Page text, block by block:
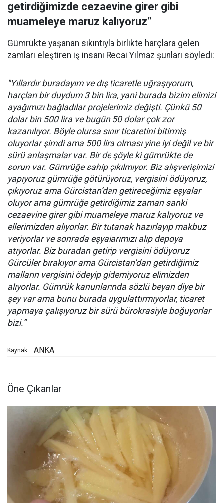
getirdiğimizde cezaevine girer gibi
muameleye maruz kalıyoruz”
Gümrükte yaşanan sıkıntıyla birlikte harçlara gelen
zamları eleştiren iş insanı Recai Yılmaz şunları söyledi:
"Yıllardır buradayım ve dış ticaretle uğraşıyorum,
harçları bir duydum 3 bin lira, yani burada bizim elimizi
ayağımızı bağladılar projelerimiz değişti. Çünkü 50
dolar bin 500 lira ve bugün 50 dolar çok zor
kazanılıyor. Böyle olursa sınır ticaretini bitirmiş
oluyorlar şimdi ama 500 lira olması yine iyi değil ve bir
sürü anlaşmalar var. Bir de şöyle ki gümrükte de
sorun var. Gümrüğe sahip çıkılmıyor. Biz alışverişimizi
yapıyoruz gümrüğe götürüyoruz, vergisini ödüyoruz,
çıkıyoruz ama Gürcistan’dan getireceğimiz eşyalar
oluyor ama gümrüğe getirdiğimiz zaman sanki
cezaevine girer gibi muameleye maruz kalıyoruz ve
ellerimizden alıyorlar. Bir tutanak hazırlayıp makbuz
veriyorlar ve sonrada eşyalarımızı alıp depoya
atıyorlar. Biz buradan getirip vergisini ödüyoruz
Gürcüler bırakıyor ama Gürcistan’dan getirdiğimiz
malların vergisini ödeyip gidemiyoruz elimizden
alıyorlar. Gümrük kanunlarında sözlü beyan diye bir
şey var ama bunu burada uygulattırmıyorlar, ticaret
yapmaya çalışıyoruz bir sürü bürokrasiyle boğuyorlar
bizi.”
Kaynak: ANKA
Öne Çıkanlar